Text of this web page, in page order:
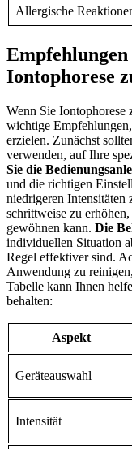
Allergische
‌Iontophorese
Wenn Sie Iontophorese
wichtige
⁤erzielen. Zunächst
verwenden, ⁢auf Ihre
Sie die
und die​ richtigen
niedrigeren Intensitäten
schrittweise zu
gewöhnen kann. Die‍
individuellen Situation
Regel effektiver sind.
Anwendung zu
Tabelle kann ‍Ihnen⁣
behalten:
Aspekt
Geräteauswahl
Intensität